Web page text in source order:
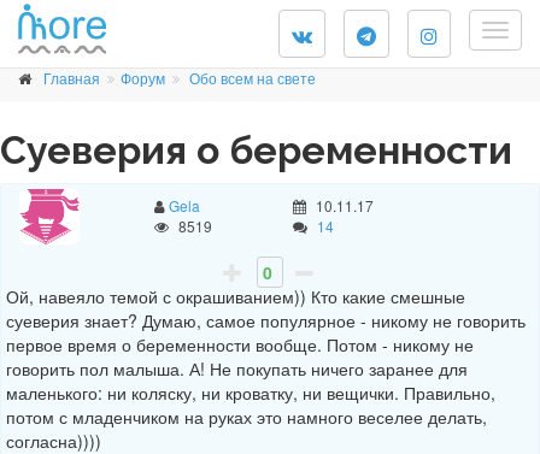
Главная Форум Обо всем на свете
Суеверия о беременности
Gela
10.11.17
8519
14
0
Ой, навеяло темой с окрашиванием)) Кто какие смешные
суеверия знает? Думаю, самое популярное - никому не говорить
первое время о беременности вообще. Потом - никому не
говорить пол малыша. А! Не покупать ничего заранее для
маленького: ни коляску, ни кроватку, ни вещички. Правильно,
потом с младенчиком на руках это намного веселее делать,
согласна))))